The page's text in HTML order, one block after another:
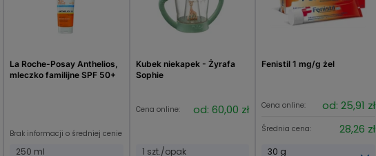
La Roche-Posay Anthelios,
mleczko familijne SPF 50+
Brak informacji o średniej cenie
250 ml
Kubek niekapek - Żyrafa
Sophie
Cena online: od: 60,00 zł
1 szt./opak
Fenistil 1 mg/g żel
Cena online: od: 25,91 zł
Średnia cena: 28,26 zł
30 g